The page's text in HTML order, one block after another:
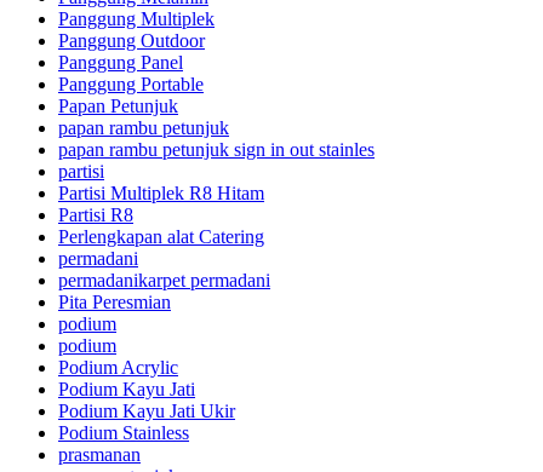
Panggung Multiplek
Panggung Outdoor
Panggung Panel
Panggung Portable
Papan Petunjuk
papan rambu petunjuk
papan rambu petunjuk sign in out stainles
partisi
Partisi Multiplek R8 Hitam
Partisi R8
Perlengkapan alat Catering
permadani
permadanikarpet permadani
Pita Peresmian
podium
podium
Podium Acrylic
Podium Kayu Jati
Podium Kayu Jati Ukir
Podium Stainless
prasmanan